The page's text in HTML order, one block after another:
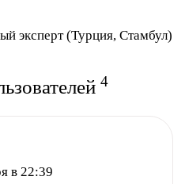
эксперт (Турция, Стамбул)
4
в 22:39